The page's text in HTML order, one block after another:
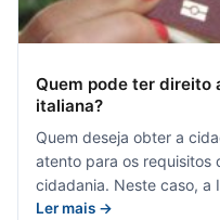
Quem pode ter direito
italiana?
Quem deseja obter a
atento para os requisitos
cidadania. Neste caso, a
Ler mais →